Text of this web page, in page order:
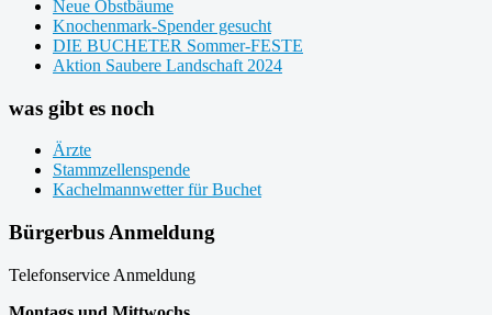
Neue Obstbäume
Knochenmark-Spender gesucht
DIE BUCHETER Sommer-FESTE
Aktion Saubere Landschaft 2024
was gibt es noch
Ärzte
Stammzellenspende
Kachelmannwetter für Buchet
Bürgerbus Anmeldung
Telefonservice Anmeldung